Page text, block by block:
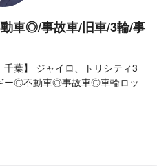
車◎/事故車/旧車/3輪/事
千葉】 ジャイロ、トリシティ3
◎不動車◎事故車◎車輪ロッ